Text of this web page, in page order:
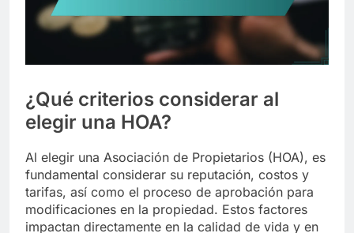
¿Qué criterios considerar al
elegir una HOA?
Al elegir una Asociación de Propietarios (HOA), es
fundamental considerar su reputación, costos y
tarifas, así como el proceso de aprobación para
modificaciones en la propiedad. Estos factores
impactan directamente en la calidad de vida y en